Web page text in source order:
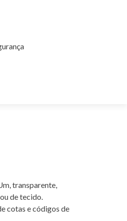
transparente,
de tecido.
cotas e códigos de